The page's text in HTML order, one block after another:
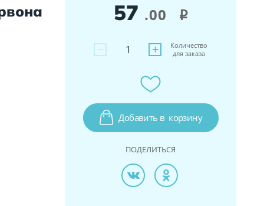
57 .00 i
− +
1
Количество
для заказа
Добавить в корзину
ПОДЕЛИТЬСЯ